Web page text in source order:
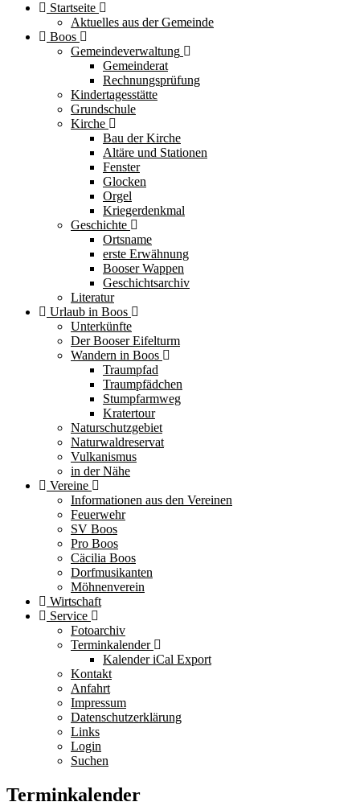
Startseite
Aktuelles aus der Gemeinde
Boos
Gemeindeverwaltung
Gemeinderat
Rechnungsprüfung
Kindertagesstätte
Grundschule
Kirche
Bau der Kirche
Altäre und Stationen
Fenster
Glocken
Orgel
Kriegerdenkmal
Geschichte
Ortsname
erste Erwähnung
Booser Wappen
Geschichtsarchiv
Literatur
Urlaub in Boos
Unterkünfte
Der Booser Eifelturm
Wandern in Boos
Traumpfad
Traumpfädchen
Stumpfarmweg
Kratertour
Naturschutzgebiet
Naturwaldreservat
Vulkanismus
in der Nähe
Vereine
Informationen aus den Vereinen
Feuerwehr
SV Boos
Pro Boos
Cäcilia Boos
Dorfmusikanten
Möhnenverein
Wirtschaft
Service
Fotoarchiv
Terminkalender
Kalender iCal Export
Kontakt
Anfahrt
Impressum
Datenschutzerklärung
Links
Login
Suchen
Terminkalender